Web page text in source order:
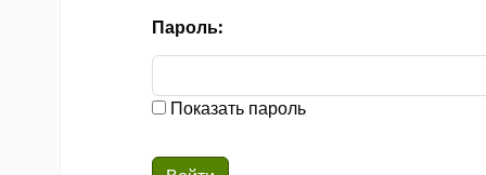
Пароль:
Показать пароль